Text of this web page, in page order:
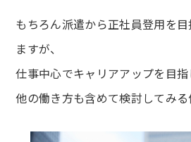
もちろん派遣から正社員登用を
ますが、
仕事中心でキャリアアップを目指
他の働き方も含めて検討してみる